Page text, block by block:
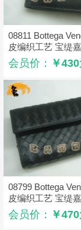
08811 Bottega
皮编织工艺 宝缇
夹 Bottega短款钱
会员价： ￥
08799 Bottega
皮编织工艺 宝缇
夹 Bottega长款钱
会员价： ￥